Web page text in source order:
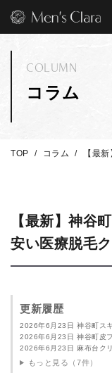
コラム
COLUMN
TOP コラム 【最
【最新】神谷
安い医療脱毛
更新履歴
2026年6月23日 神谷町ス
2026年6月23日 神谷町皮
2026年6月23日 麻布台ク
もっと見る（7件）